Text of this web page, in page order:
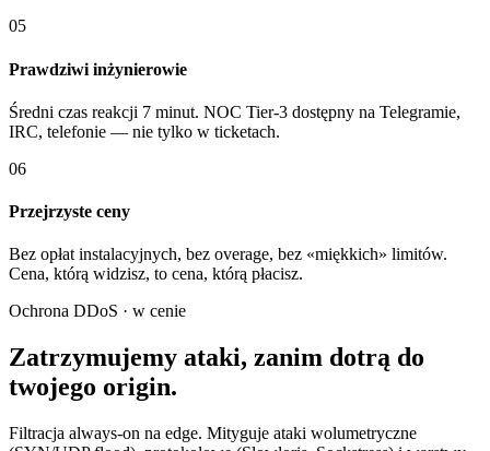
05
Prawdziwi inżynierowie
Średni czas reakcji 7 minut. NOC Tier-3 dostępny na Telegramie,
IRC, telefonie — nie tylko w ticketach.
06
Przejrzyste ceny
Bez opłat instalacyjnych, bez overage, bez «miękkich» limitów.
Cena, którą widzisz, to cena, którą płacisz.
Ochrona DDoS · w cenie
Zatrzymujemy ataki, zanim dotrą do
twojego origin.
Filtracja always-on na edge. Mityguje ataki wolumetryczne